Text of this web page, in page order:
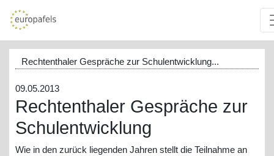
Rechtenthaler Gespräche zur Schulentwicklung...
09.05.2013
Rechtenthaler Gespräche zur
Schulentwicklung
Wie in den zurück liegenden Jahren stellt die Teilnahme an